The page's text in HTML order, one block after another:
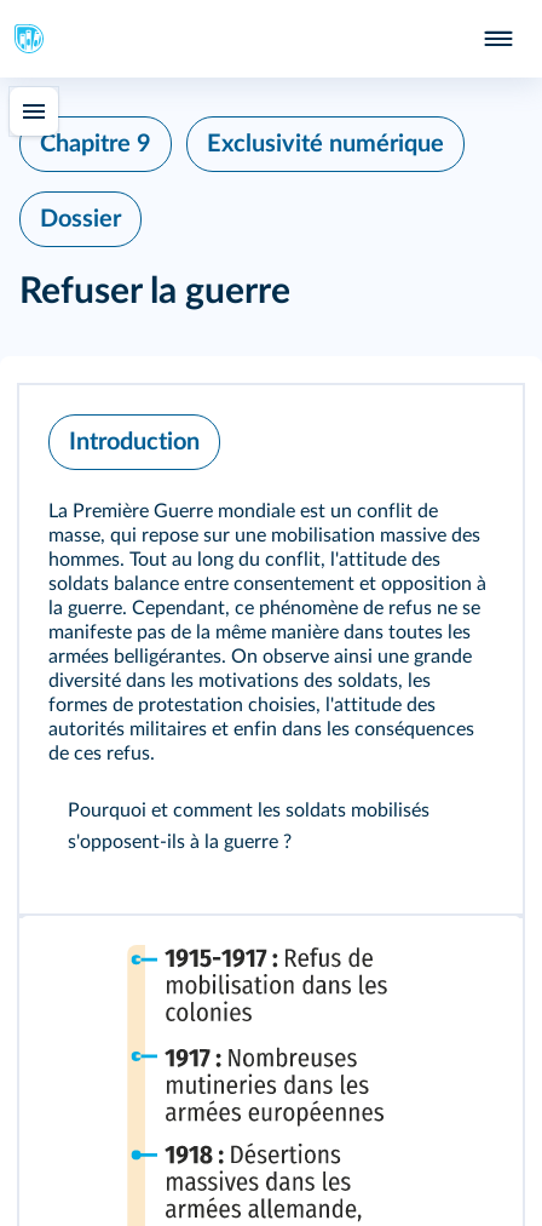
Chapitre 9 Exclusivité numérique
Dossier
Refuser la guerre
Introduction
La Première Guerre mondiale est un conflit de
masse, qui repose sur une mobilisation massive des
hommes. Tout au long du conflit, l'attitude des
soldats balance entre consentement et opposition à
la guerre. Cependant, ce phénomène de refus ne se
manifeste pas de la même manière dans toutes les
armées belligérantes. On observe ainsi une grande
diversité dans les motivations des soldats, les
formes de protestation choisies, l'attitude des
autorités militaires et enfin dans les conséquences
de ces refus.
Pourquoi et comment les soldats mobilisés
s'opposent-ils à la guerre ?